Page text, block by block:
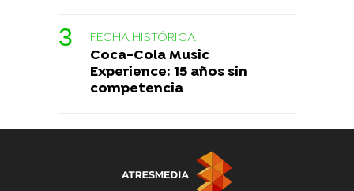
FECHA HISTÓRICA
Coca-Cola Music
Experience: 15 años sin
competencia